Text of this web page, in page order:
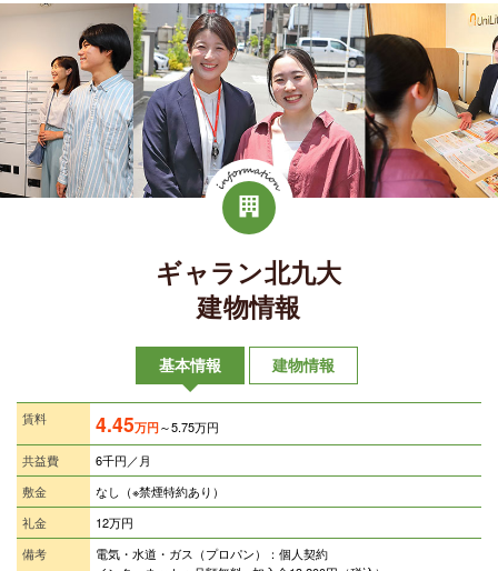
ギャラン北九大
建物情報
基本情報 建物情報
賃料 4.45万円～5.75万円
共益費
6千円／月
敷金
なし（※禁煙特約あり）
礼金
12万円
備考
電気・水道・ガス（プロパン）：個人契約